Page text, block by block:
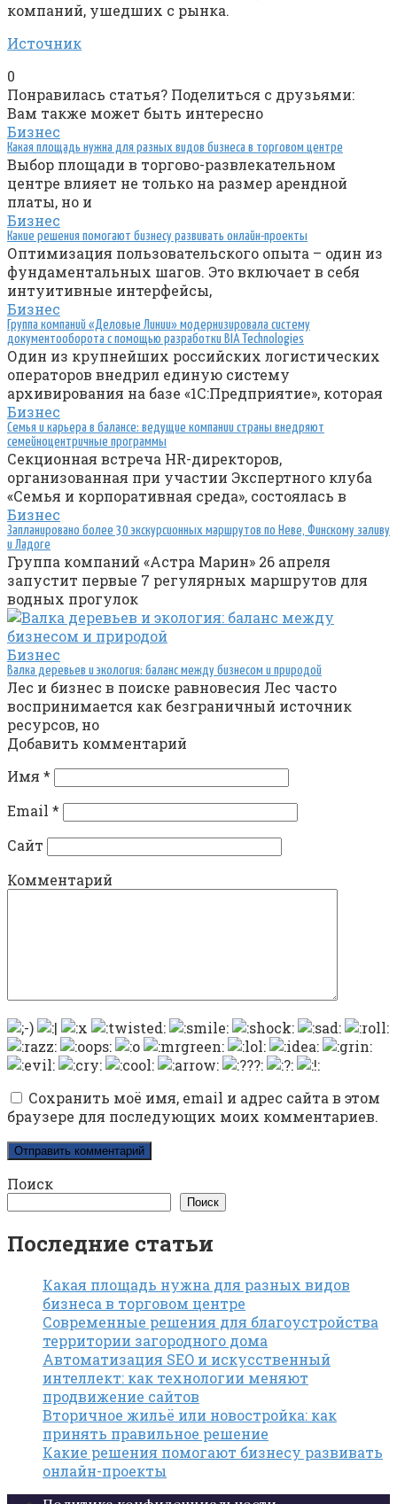
компаний, ушедших с рынка.
Источник
0
Понравилась статья? Поделиться с друзьями:
Вам также может быть интересно
Бизнес
Какая площадь нужна для разных видов бизнеса в торговом центре
Выбор площади в торгово-развлекательном
центре влияет не только на размер арендной
платы, но и
Бизнес
Какие решения помогают бизнесу развивать онлайн-проекты
Оптимизация пользовательского опыта – один из
фундаментальных шагов. Это включает в себя
интуитивные интерфейсы,
Бизнес
Группа компаний «Деловые Линии» модернизировала систему
документооборота с помощью разработки BIA Technologies
Один из крупнейших российских логистических
операторов внедрил единую систему
архивирования на базе «1С:Предприятие», которая
Бизнес
Семья и карьера в балансе: ведущие компании страны внедряют
семейноцентричные программы
Секционная встреча HR-директоров,
организованная при участии Экспертного клуба
«Семья и корпоративная среда», состоялась в
Бизнес
Запланировано более 30 экскурсионных маршрутов по Неве, Финскому заливу
и Ладоге
Группа компаний «Астра Марин» 26 апреля
запустит первые 7 регулярных маршрутов для
водных прогулок
Бизнес
Валка деревьев и экология: баланс между бизнесом и природой
Лес и бизнес в поиске равновесия Лес часто
воспринимается как безграничный источник
ресурсов, но
Добавить комментарий
Имя *
Email *
Сайт
Комментарий
Сохранить моё имя, email и адрес сайта в этом
браузере для последующих моих комментариев.
Поиск
Поиск
Последние статьи
Какая площадь нужна для разных видов
бизнеса в торговом центре
Современные решения для благоустройства
территории загородного дома
Автоматизация SEO и искусственный
интеллект: как технологии меняют
продвижение сайтов
Вторичное жильё или новостройка: как
принять правильное решение
Какие решения помогают бизнесу развивать
онлайн-проекты